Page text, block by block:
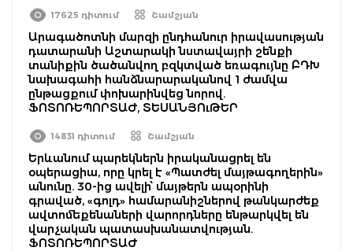
17625 դիտում Շամշյան
Արագածոտնի մարզի ընդհանուր իրավասության
դատարանի Աշտարակի նստավայրի շենքի
տանիքին ծածանվող բզկտված եռագույնը ԲԴԽ
նախագահի հանձնարարականով 1 ժամվա
ընթացքում փոխարինվեց նորով.
ՖՈՏՈՌԵՊՈՐՏԱԺ, ՏԵՍԱՆՅՈւԹԵՐ
14831 դիտում Շամշյան
Երևանում պարեկներն իրականացրել են
օպերացիա, որը կրել է «Պատժել մայթագողերին»
անունը. 30-ից ավելի՝ մայթերն ապօրինի
գրաված, «գոլդ» համարանիշներով թանկարժեք
ավտոմեքենաների վարորդները ենթարկվել են
վարչական պատասխանատվության.
ՖՈՏՈՌԵՊՈՐՏԱԺ